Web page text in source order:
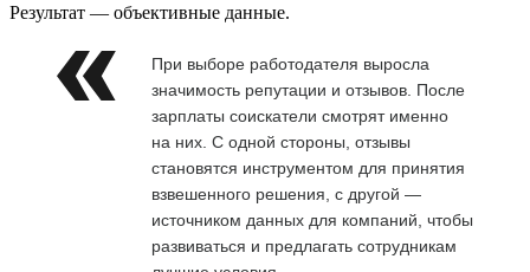
Результат — объективные данные.
При выборе работодателя выросла
значимость репутации и отзывов. После
зарплаты соискатели смотрят именно
на них. С одной стороны, отзывы
становятся инструментом для принятия
взвешенного решения, с другой —
источником данных для компаний, чтобы
развиваться и предлагать сотрудникам